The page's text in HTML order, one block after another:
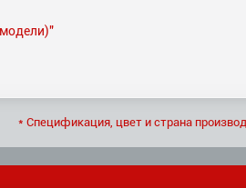
* Спецификация, цвет и страна